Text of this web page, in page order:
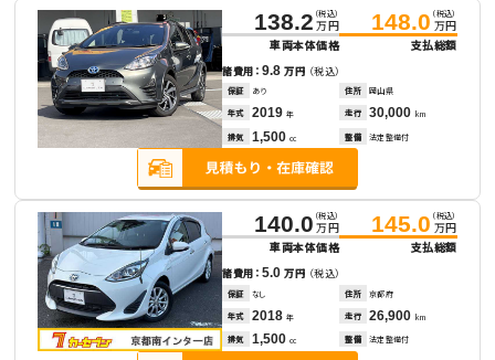
138.2 （税込）
万円
車両本体価格
148.0 （税込）
万円
支払総額
諸費用：9.8万円 （税込）
保証 あり 住所 岡山県
年式 2019 年 走行 30,000 km
排気 1,500 cc 整備 法定整備付
140.0 （税込）
万円
車両本体価格
145.0 （税込）
万円
支払総額
諸費用：5.0万円 （税込）
保証 なし 住所 京都府
年式 2018 年 走行 26,900 km
排気 1,500 cc 整備 法定整備付